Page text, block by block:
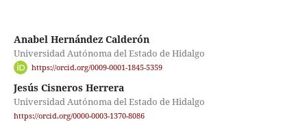
Anabel Hernández Calderón
Universidad Autónoma del Estado de Hidalgo
https://orcid.org/0009-0001-1845-5359
Jesús Cisneros Herrera
Universidad Autónoma del Estado de Hidalgo
https://orcid.org/0000-0003-1370-8086